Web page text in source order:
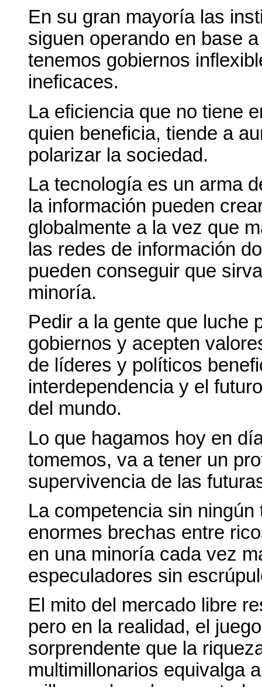
En su gran mayoría las
siguen operando en base
tenemos gobiernos
ineficaces.
La eficiencia que no tiene
quien beneficia, tiende a
polarizar la sociedad.
La tecnología es un arma
la información pueden
globalmente a la vez que
las redes de información
pueden conseguir que
minoría.
Pedir a la gente que luche
gobiernos y acepten
de líderes y políticos
interdependencia y el
del mundo.
Lo que hagamos hoy en
tomemos, va a tener un
supervivencia de las
La competencia sin
enormes brechas entre
en una minoría cada vez
especuladores sin
El mito del mercado libre
pero en la realidad, el
sorprendente que la
multimillonarios equivalga